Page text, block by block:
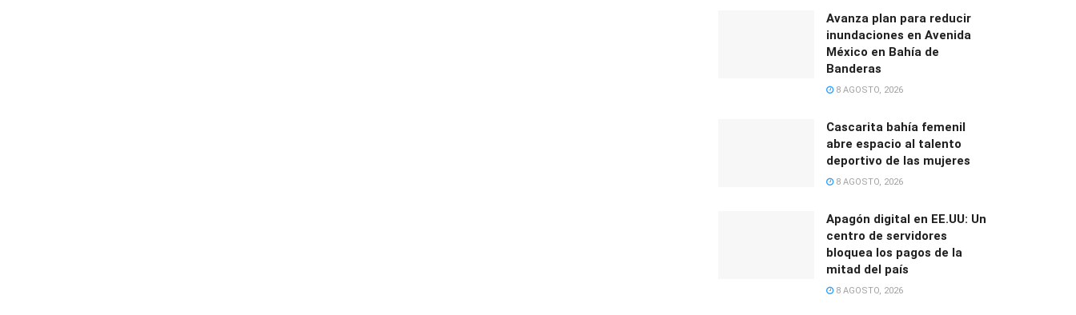
Avanza plan para reducir
inundaciones en Avenida
México en Bahía de
Banderas
8 AGOSTO, 2026
Cascarita bahía femenil
abre espacio al talento
deportivo de las mujeres
8 AGOSTO, 2026
Apagón digital en EE.UU: Un
centro de servidores
bloquea los pagos de la
mitad del país
8 AGOSTO, 2026